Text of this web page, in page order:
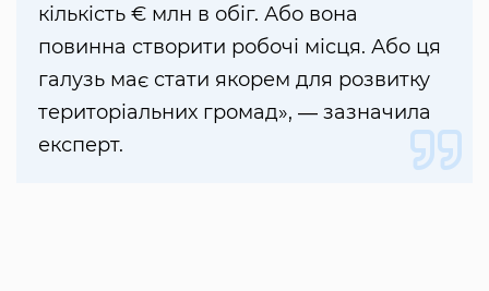
кількість € млн в обіг. Або вона
повинна створити робочі місця. Або ця
галузь має стати якорем для розвитку
територіальних громад», ― зазначила
експерт.